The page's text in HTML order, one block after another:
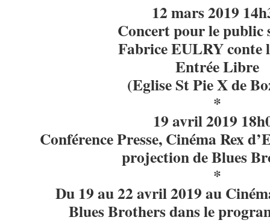
12 mars 2019
Concert pour le public
Fabrice EULRY conte
Entrée Libre
(Eglise St Pie X de
*
19 avril 2019
Conférence Presse, Cinéma Rex
projection de Blues
*
Du 19 au 22 avril 2019 au
Blues Brothers dans le